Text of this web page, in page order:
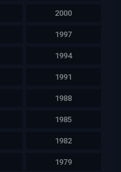
2000
1997
1994
1991
1988
1985
1982
1979